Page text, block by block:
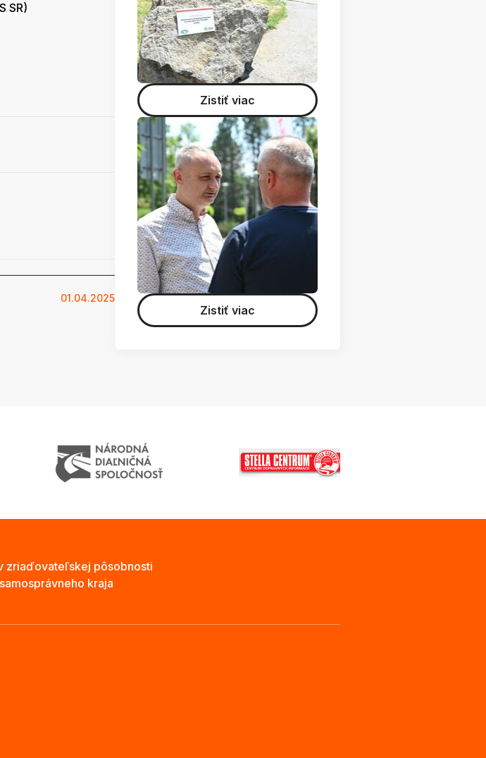
SR)
01.04.2025
Zistiť viac
Zistiť viac
zriaďovateľskej pôsobnosti
kraja